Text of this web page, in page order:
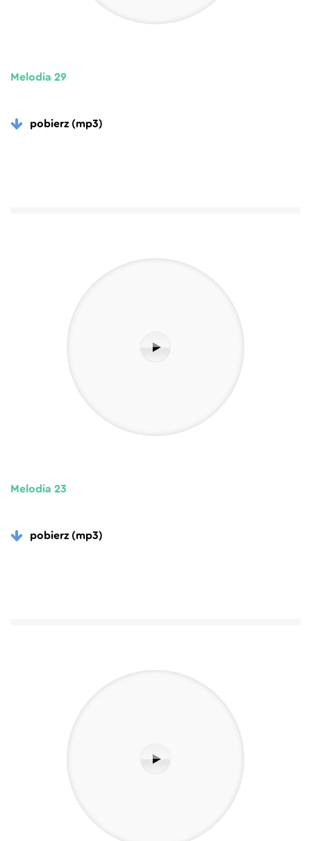
Melodia 29
pobierz (mp3)
Melodia 23
pobierz (mp3)